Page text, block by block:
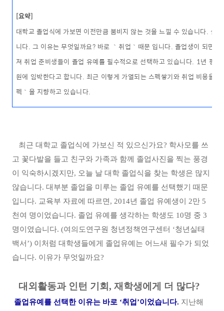
[요약]
대학교 졸업식에 가보면 이전만큼 붐비지 않는 것을 느낄 수 있습니다. 실
니다. 그 이유는 무엇일까요? 바로 ｀취업｀때문 입니다. 졸업생이 되면
져 취업 준비생들이 졸업 유예를 필수적으로 선택하고 있습니다. 1년 평
원에 임박한다고 합니다. 최근 이렇게 가열되는 스펙쌓기와 취업 비용을
펙｀을 지향하고 있습니다.
최근 대학교 졸업식에 가보신 적 있으신가요? 학사모를 쓰
고 꽃다발을 들고 친구와 가족과 함께 졸업사진을 찍는 풍경
이 익숙하시겠지만, 오늘 날 대학 졸업식을 찾는 학생은 많지
않습니다. 대부분 졸업을 미루는 졸업 유예를 선택했기 때문
입니다. 교육부 자료에 따르면, 2014년 졸업 유예생이 2만 5
천여 명이었습니다. 졸업 유예를 생각하는 학생도 10명 중 3
명이였습니다. (여의도연구원 청년정책연구센터 ‘청년실태
백서’) 이처럼 대학생들에게 졸업유예는 어느새 필수가 되었
습니다. 이유가 무엇일까요?
대외활동과 인턴 기회, 재학생에게 더 많다?
졸업유예를 선택한 이유는 바로 ‘취업’이었습니다. 지난해